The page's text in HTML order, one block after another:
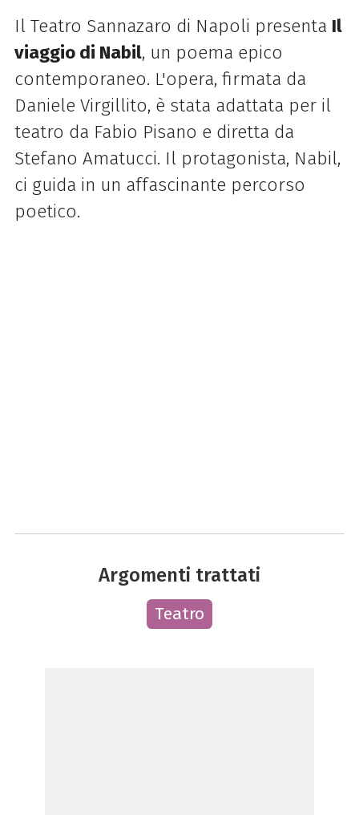
Il Teatro Sannazaro di Napoli presenta Il
viaggio di Nabil, un poema epico
contemporaneo. L'opera, firmata da
Daniele Virgillito, è stata adattata per il
teatro da Fabio Pisano e diretta da
Stefano Amatucci. Il protagonista, Nabil,
ci guida in un affascinante percorso
poetico.
Argomenti trattati
Teatro